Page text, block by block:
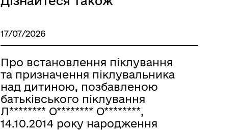
Розклад автобусів Одеса-
17/07/2026
Про встановлення піклування
та призначення піклувальника
над дитиною, позбавленою
батьківського піклування
Л******** О******** О********,
14.10.2014 року народження